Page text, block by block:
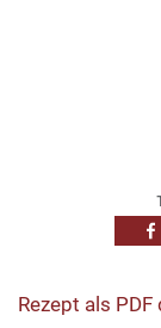
Rezept als